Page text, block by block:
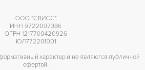
ООО "СВИСС"
ИНН 9722007386
ОГРН 1217700420926
ЮЛ772201001
характер и не являются публичной
офертой.